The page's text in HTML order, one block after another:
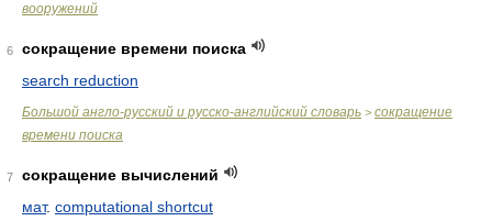
вооружений
6
сокращение времени поиска
search reduction
Большой англо-русский и русско-английский словарь > сокращение
времени поиска
7
сокращение вычислений
мат. computational shortcut